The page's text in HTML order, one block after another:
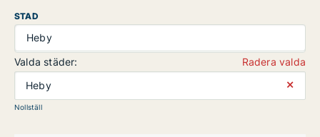
STAD
Heby
Valda städer:
Radera valda
Heby
⨯
Nollställ